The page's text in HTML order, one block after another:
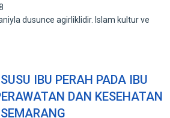
dusunce agirliklidir. Islam kultur ve
IBU PERAH PADA IBU
DAN KESEHATAN